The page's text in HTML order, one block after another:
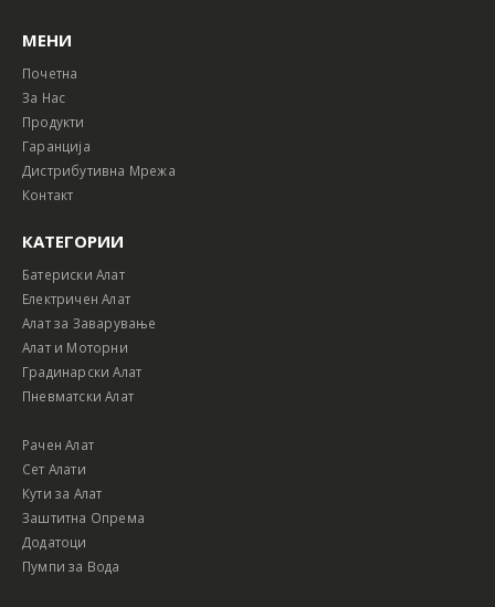
МЕНИ
Почетна
За Нас
Продукти
Гаранција
Дистрибутивна Мрежа
Контакт
КАТЕГОРИИ
Батериски Алат
Електричен Алат
Алат за Заварување
Алат и Моторни
Градинарски Алат
Пневматски Алат
Рачен Алат
Сет Алати
Кути за Алат
Заштитна Опрема
Додатоци
Пумпи за Вода